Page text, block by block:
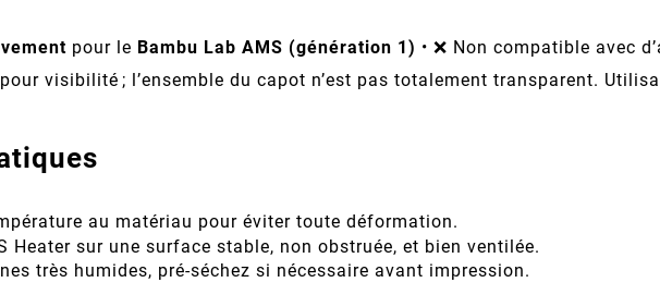
pour le Bambu Lab AMS (génération 1) • ❌ Non compatible avec
visibilité ; l’ensemble du capot n’est pas totalement transparent.
au matériau pour éviter toute déformation.
Heater sur une surface stable, non obstruée, et bien ventilée.
très humides, pré-séchez si nécessaire avant impression.